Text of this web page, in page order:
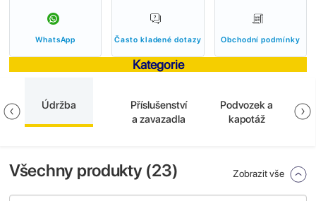
WhatsApp Často kladené dotazy Obchodní podmínky
Kategorie
Údržba
Příslušenství
a zavazadla
Podvozek a
kapotáž
Všechny produkty (23) Zobrazit vše